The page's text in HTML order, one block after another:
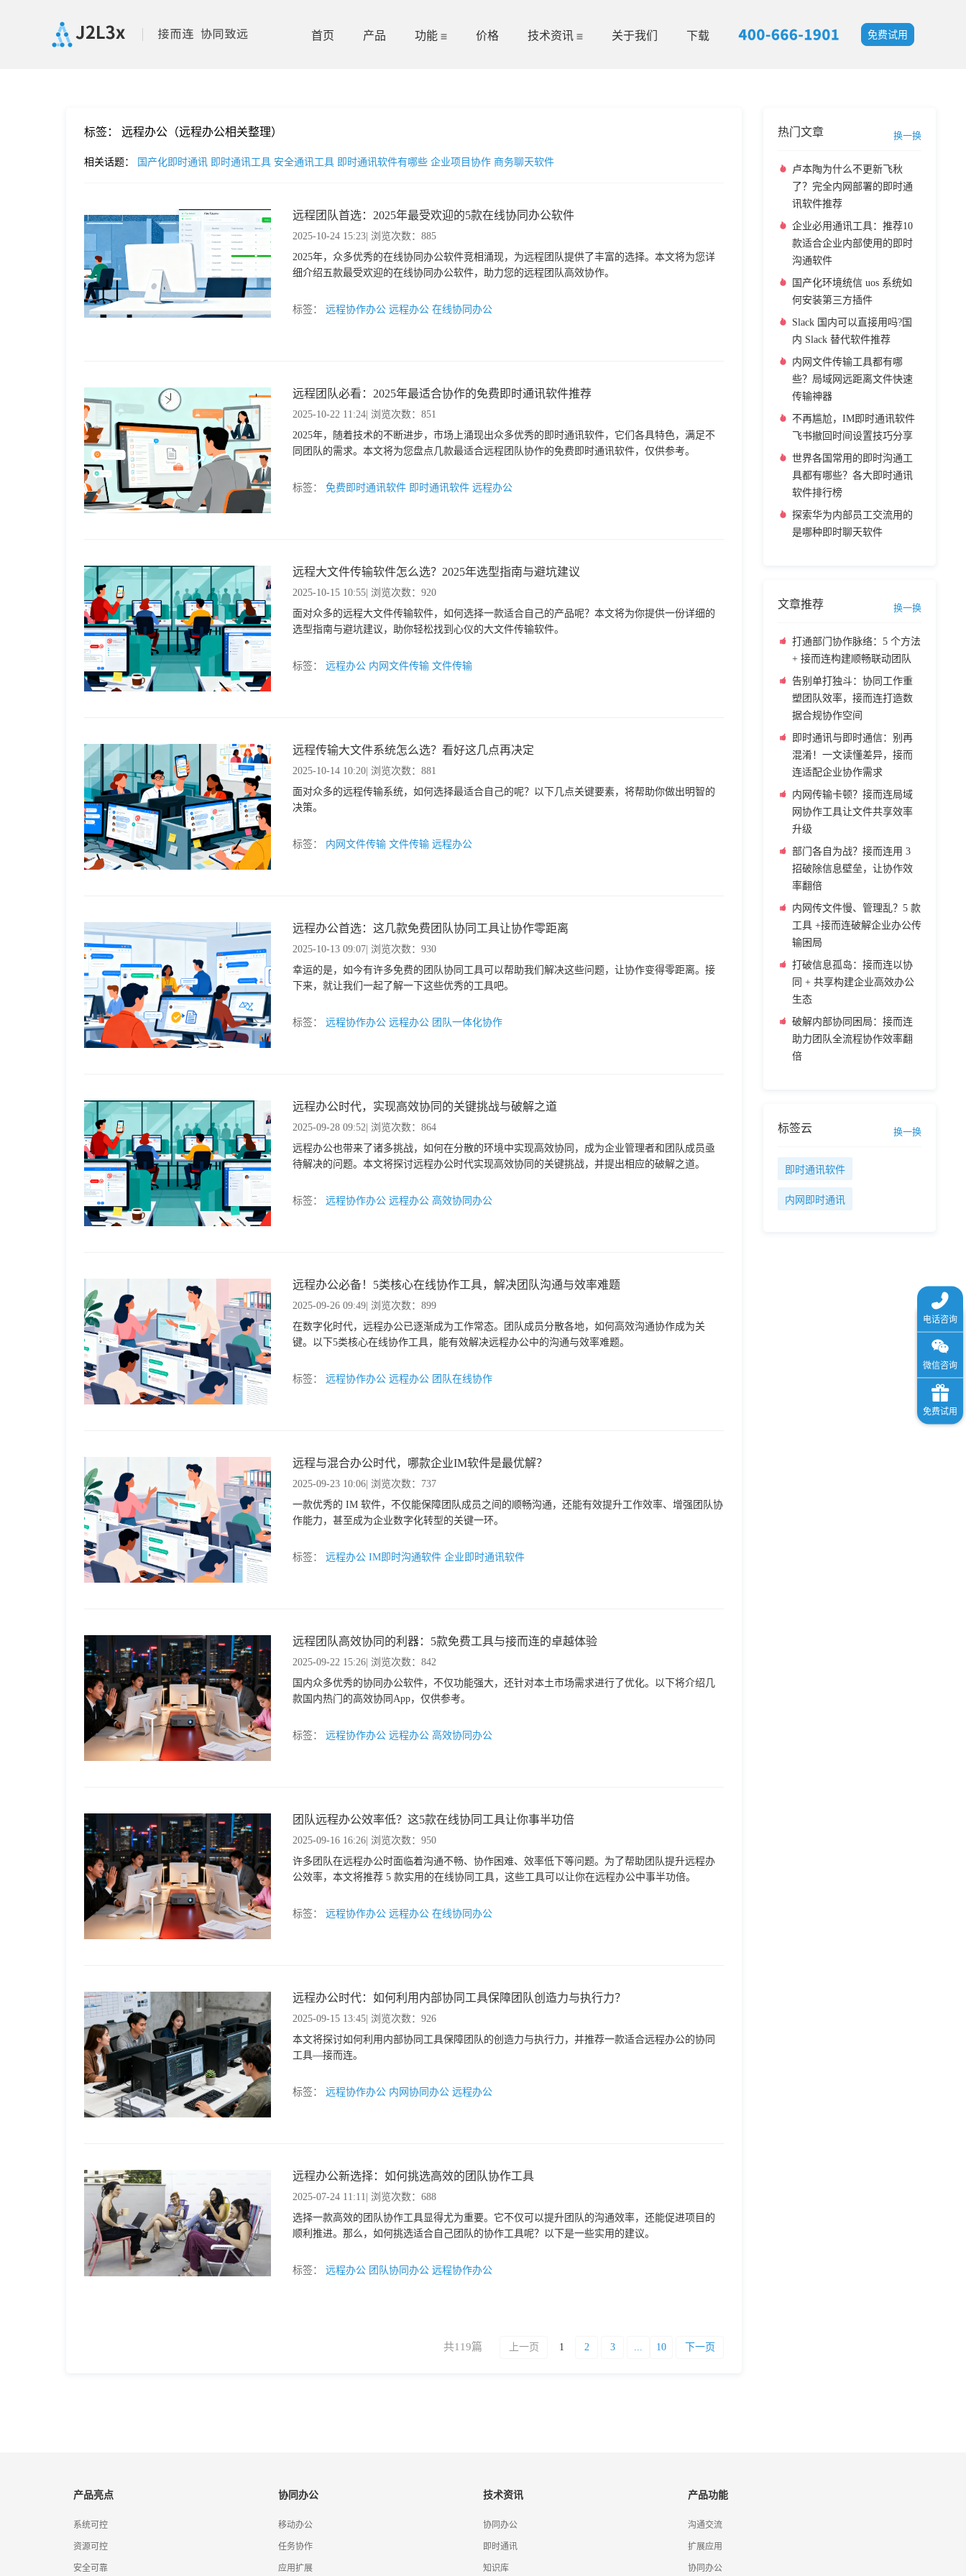
首页 产品 功能 价格 技术资讯 关于我们 下载 免费试用
标签： 远程办公（远程办公相关整理）
相关话题： 国产化即时通讯 即时通讯工具 安全通讯工具 即时通讯软件有哪些 企业项目协作 商务聊天软件
远程团队首选：2025年最受欢迎的5款在线协同办公软件
2025-10-24 15:23 | 浏览次数：885
2025年，众多优秀的在线协同办公软件竞相涌现，为远程团队提供了丰富的选择。本文将为您详
细介绍五款最受欢迎的在线协同办公软件，助力您的远程团队高效协作。
标签： 远程协作办公 远程办公 在线协同办公
远程团队必看：2025年最适合协作的免费即时通讯软件推荐
2025-10-22 11:24 | 浏览次数：851
2025年，随着技术的不断进步，市场上涌现出众多优秀的即时通讯软件，它们各具特色，满足不
同团队的需求。本文将为您盘点几款最适合远程团队协作的免费即时通讯软件，仅供参考。
标签： 免费即时通讯软件 即时通讯软件 远程办公
远程大文件传输软件怎么选？2025年选型指南与避坑建议
2025-10-15 10:55 | 浏览次数：920
面对众多的远程大文件传输软件，如何选择一款适合自己的产品呢？本文将为你提供一份详细的
选型指南与避坑建议，助你轻松找到心仪的大文件传输软件。
标签： 远程办公 内网文件传输 文件传输
远程传输大文件系统怎么选？看好这几点再决定
2025-10-14 10:20 | 浏览次数：881
面对众多的远程传输系统，如何选择最适合自己的呢？以下几点关键要素，将帮助你做出明智的
决策。
标签： 内网文件传输 文件传输 远程办公
远程办公首选：这几款免费团队协同工具让协作零距离
2025-10-13 09:07 | 浏览次数：930
幸运的是，如今有许多免费的团队协同工具可以帮助我们解决这些问题，让协作变得零距离。接
下来，就让我们一起了解一下这些优秀的工具吧。
标签： 远程协作办公 远程办公 团队一体化协作
远程办公时代，实现高效协同的关键挑战与破解之道
2025-09-28 09:52 | 浏览次数：864
远程办公也带来了诸多挑战，如何在分散的环境中实现高效协同，成为企业管理者和团队成员亟
待解决的问题。本文将探讨远程办公时代实现高效协同的关键挑战，并提出相应的破解之道。
标签： 远程协作办公 远程办公 高效协同办公
远程办公必备！5类核心在线协作工具，解决团队沟通与效率难题
2025-09-26 09:49 | 浏览次数：899
在数字化时代，远程办公已逐渐成为工作常态。团队成员分散各地，如何高效沟通协作成为关
键。以下5类核心在线协作工具，能有效解决远程办公中的沟通与效率难题。
标签： 远程协作办公 远程办公 团队在线协作
远程与混合办公时代，哪款企业IM软件是最优解？
2025-09-23 10:06 | 浏览次数：737
一款优秀的 IM 软件，不仅能保障团队成员之间的顺畅沟通，还能有效提升工作效率、增强团队协
作能力，甚至成为企业数字化转型的关键一环。
标签： 远程办公 IM即时沟通软件 企业即时通讯软件
远程团队高效协同的利器：5款免费工具与接而连的卓越体验
2025-09-22 15:26 | 浏览次数：842
国内众多优秀的协同办公软件，不仅功能强大，还针对本土市场需求进行了优化。以下将介绍几
款国内热门的高效协同App，仅供参考。
标签： 远程协作办公 远程办公 高效协同办公
团队远程办公效率低？这5款在线协同工具让你事半功倍
2025-09-16 16:26 | 浏览次数：950
许多团队在远程办公时面临着沟通不畅、协作困难、效率低下等问题。为了帮助团队提升远程办
公效率，本文将推荐 5 款实用的在线协同工具，这些工具可以让你在远程办公中事半功倍。
标签： 远程协作办公 远程办公 在线协同办公
远程办公时代：如何利用内部协同工具保障团队创造力与执行力？
2025-09-15 13:45 | 浏览次数：926
本文将探讨如何利用内部协同工具保障团队的创造力与执行力，并推荐一款适合远程办公的协同
工具—接而连。
标签： 远程协作办公 内网协同办公 远程办公
远程办公新选择：如何挑选高效的团队协作工具
2025-07-24 11:11 | 浏览次数：688
选择一款高效的团队协作工具显得尤为重要。它不仅可以提升团队的沟通效率，还能促进项目的
顺利推进。那么，如何挑选适合自己团队的协作工具呢？以下是一些实用的建议。
标签： 远程办公 团队协同办公 远程协作办公
共119篇 上一页 1 2 3 ... 10 下一页
热门文章 换一换
卢本陶为什么不更新飞秋
了？完全内网部署的即时通
讯软件推荐
企业必用通讯工具：推荐10
款适合企业内部使用的即时
沟通软件
国产化环境统信 uos 系统如
何安装第三方插件
Slack 国内可以直接用吗?国
内 Slack 替代软件推荐
内网文件传输工具都有哪
些？局域网远距离文件快速
传输神器
不再尴尬，IM即时通讯软件
飞书撤回时间设置技巧分享
世界各国常用的即时沟通工
具都有哪些？各大即时通讯
软件排行榜
探索华为内部员工交流用的
是哪种即时聊天软件
文章推荐 换一换
打通部门协作脉络：5 个方法
+ 接而连构建顺畅联动团队
告别单打独斗：协同工作重
塑团队效率，接而连打造数
据合规协作空间
即时通讯与即时通信：别再
混淆！一文读懂差异，接而
连适配企业协作需求
内网传输卡顿？接而连局域
网协作工具让文件共享效率
升级
部门各自为战？接而连用 3
招破除信息壁垒，让协作效
率翻倍
内网传文件慢、管理乱？5 款
工具 +接而连破解企业办公传
输困局
打破信息孤岛：接而连以协
同 + 共享构建企业高效办公
生态
破解内部协同困局：接而连
助力团队全流程协作效率翻
倍
标签云 换一换
即时通讯软件
内网即时通讯
产品亮点
系统可控
资源可控
安全可靠
协同办公
移动办公
任务协作
应用扩展
技术资讯
协同办公
即时通讯
知识库
产品功能
沟通交流
扩展应用
协同办公